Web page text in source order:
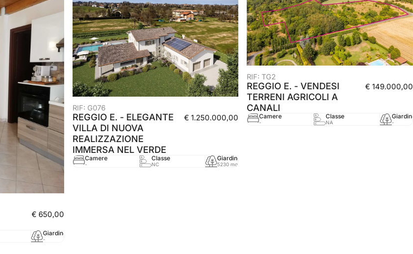
€ 650,00
Giardino
-
RIF: G076
REGGIO E. - ELEGANTE
VILLA DI NUOVA
REALIZZAZIONE
IMMERSA NEL VERDE
€ 1.250.000,00
Camere
-
Classe
NC
Giardino
5230 mq
RIF: TG2
REGGIO E. - VENDESI
TERRENI AGRICOLI A
CANALI
€ 149.000,00
Camere
-
Classe
NA -